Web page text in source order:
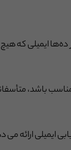
ایمیلی که هیچ
و مناسب باشد،